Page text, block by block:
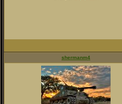
shermanm4